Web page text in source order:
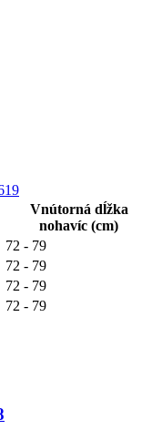
Vnútorná dĺžka
nohavíc (cm)
72 - 79
72 - 79
72 - 79
72 - 79